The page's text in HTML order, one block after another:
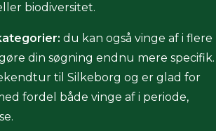
biodiversitet.
du kan også vinge af i flere
din søgning endnu mere specifik.
til Silkeborg og er glad for
fordel både vinge af i periode,